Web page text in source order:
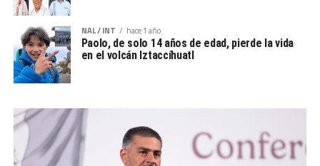
NAL / INT hace 1 año
Paolo, de solo 14 años de edad, pierde la vida
en el volcán Iztaccíhuatl